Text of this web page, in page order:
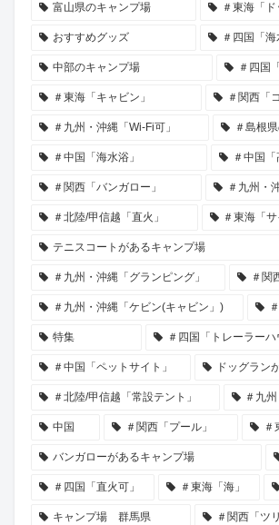
富山県のキャンプ場 ＃東海「ド
おすすめグッズ ＃四国「海
中部のキャンプ場 ＃四国
＃東海「キャビン」 ＃関西「
＃九州・沖縄「Wi-Fi可」 ＃島根
＃中国「海水浴」 ＃中国「
＃関西「バンガロー」 ＃九州・
＃北陸/甲信越「直火」 ＃東海「サ
テニスコートがあるキャンプ場
＃九州・沖縄「グランピング」 ＃関
＃九州・沖縄「ケビン(キャビン」)
特集 ＃四国「トレーラーハ
＃中国「ペットサイト」 ドッグラン
＃北陸/甲信越「常設テント」 ＃九
中国 ＃関西「プール」 ＃
バンガローがあるキャンプ場
＃四国「直火可」 ＃東海「海」
キャンプ場 群馬県 ＃関西「ツ